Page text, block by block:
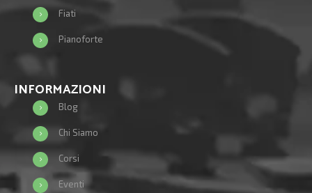
Fiati
Pianoforte
INFORMAZIONI
Blog
Chi Siamo
Corsi
Eventi